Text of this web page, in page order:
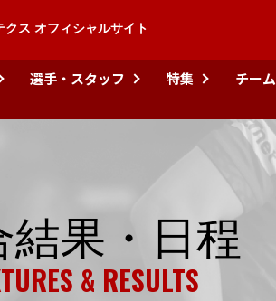
ス オフィシャルサイト
選手・スタッフ 特集 チーム
結果・日程
& RESULTS